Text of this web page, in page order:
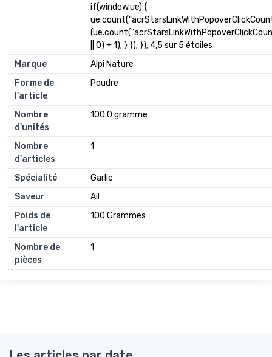
if(window.ue) {
|| 0) + 1); } }); }); 4,5 sur 5 étoiles
Marque
Alpi Nature
Forme de
l'article
Poudre
Nombre
d'unités
100.0 gramme
Nombre
d'articles
1
Spécialité
Garlic
Saveur
Ail
Poids de
l'article
100 Grammes
Nombre de
pièces
1